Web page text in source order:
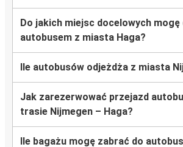
Do jakich miejsc docelowych mogę
autobusem z miasta Haga?
Ile autobusów odjeżdża z miasta
Jak zarezerwować przejazd
trasie Nijmegen – Haga?
Ile bagażu mogę zabrać do